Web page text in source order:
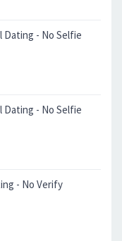
Dating - No Selfie
Dating - No Selfie
- No Verify